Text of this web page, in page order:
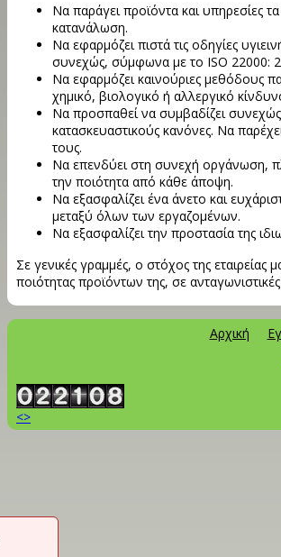
Να παράγει προϊόντα και υπηρεσίες
κατανάλωση.
Να εφαρμόζει πιστά τις οδηγίες
συνεχώς, σύμφωνα με το ISO 22000:
Να εφαρμόζει καινούριες μεθόδους
χημικό, βιολογικό ή αλλεργικό
Να προσπαθεί να συμβαδίζει συνεχώς
κατασκευαστικούς κανόνες. Να
τους.
Να επενδύει στη συνεχή οργάνωση,
την ποιότητα από κάθε άποψη.
Να εξασφαλίζει ένα άνετο και
μεταξύ όλων των εργαζομένων.
Να εξασφαλίζει την προστασία της
Σε γενικές γραμμές, ο στόχος της εταιρείας
ποιότητας προϊόντων της, σε
Αρχική
<>